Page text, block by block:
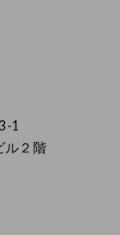
1
ル２階